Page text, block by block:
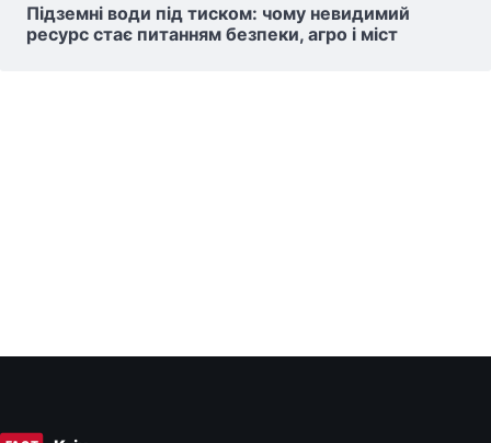
Підземні води під тиском: чому невидимий
ресурс стає питанням безпеки, агро і міст